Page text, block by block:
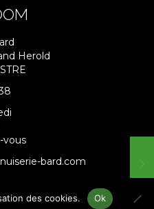
Herold
vous
bard.com
des cookies. Ok